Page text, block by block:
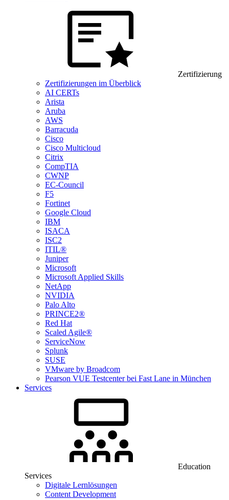
Zertifizierung
Zertifizierungen im Überblick
AI CERTs
Arista
Aruba
AWS
Barracuda
Cisco
Cisco Multicloud
Citrix
CompTIA
CWNP
EC-Council
F5
Fortinet
Google Cloud
IBM
ISACA
ISC2
ITIL®
Juniper
Microsoft
Microsoft Applied Skills
NetApp
NVIDIA
Palo Alto
PRINCE2®
Red Hat
Scaled Agile®
ServiceNow
Splunk
SUSE
VMware by Broadcom
Pearson VUE Testcenter bei Fast Lane in München
Services
Education
Services
Digitale Lernlösungen
Content Development